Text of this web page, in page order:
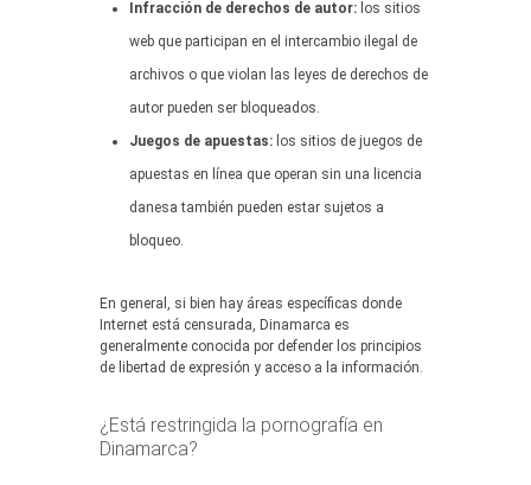
Infracción de derechos de autor: los sitios
web que participan en el intercambio ilegal de
archivos o que violan las leyes de derechos de
autor pueden ser bloqueados.
Juegos de apuestas: los sitios de juegos de
apuestas en línea que operan sin una licencia
danesa también pueden estar sujetos a
bloqueo.
En general, si bien hay áreas específicas donde
Internet está censurada, Dinamarca es
generalmente conocida por defender los principios
de libertad de expresión y acceso a la información.
¿Está restringida la pornografía en
Dinamarca?